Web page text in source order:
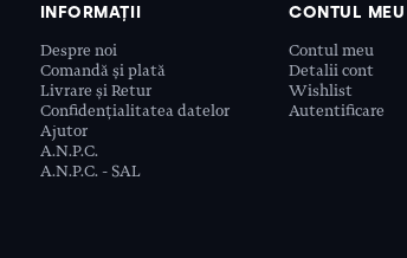
INFORMAȚII
Despre noi
Comandă și plată
Livrare și Retur
Confidențialitatea datelor
Ajutor
A.N.P.C.
A.N.P.C. - SAL
CONTUL MEU
Contul meu
Detalii cont
Wishlist
Autentificare